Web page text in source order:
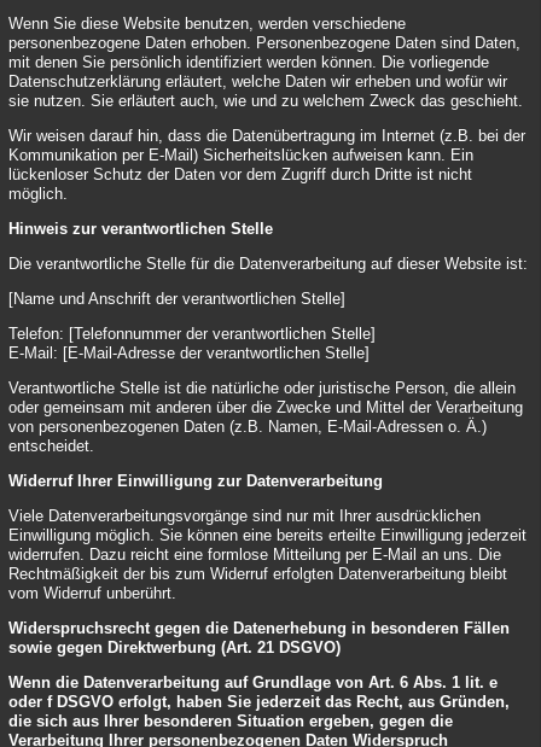
Wenn Sie diese Website benutzen, werden verschiedene
personenbezogene Daten erhoben. Personenbezogene Daten sind Daten,
mit denen Sie persönlich identifiziert werden können. Die vorliegende
Datenschutzerklärung erläutert, welche Daten wir erheben und wofür wir
sie nutzen. Sie erläutert auch, wie und zu welchem Zweck das geschieht.
Wir weisen darauf hin, dass die Datenübertragung im Internet (z.B. bei der
Kommunikation per E-Mail) Sicherheitslücken aufweisen kann. Ein
lückenloser Schutz der Daten vor dem Zugriff durch Dritte ist nicht
möglich.
Hinweis zur verantwortlichen Stelle
Die verantwortliche Stelle für die Datenverarbeitung auf dieser Website ist:
[Name und Anschrift der verantwortlichen Stelle]
Telefon: [Telefonnummer der verantwortlichen Stelle]
E-Mail: [E-Mail-Adresse der verantwortlichen Stelle]
Verantwortliche Stelle ist die natürliche oder juristische Person, die allein
oder gemeinsam mit anderen über die Zwecke und Mittel der Verarbeitung
von personenbezogenen Daten (z.B. Namen, E-Mail-Adressen o. Ä.)
entscheidet.
Widerruf Ihrer Einwilligung zur Datenverarbeitung
Viele Datenverarbeitungsvorgänge sind nur mit Ihrer ausdrücklichen
Einwilligung möglich. Sie können eine bereits erteilte Einwilligung jederzeit
widerrufen. Dazu reicht eine formlose Mitteilung per E-Mail an uns. Die
Rechtmäßigkeit der bis zum Widerruf erfolgten Datenverarbeitung bleibt
vom Widerruf unberührt.
Widerspruchsrecht gegen die Datenerhebung in besonderen Fällen
sowie gegen Direktwerbung (Art. 21 DSGVO)
Wenn die Datenverarbeitung auf Grundlage von Art. 6 Abs. 1 lit. e
oder f DSGVO erfolgt, haben Sie jederzeit das Recht, aus Gründen,
die sich aus Ihrer besonderen Situation ergeben, gegen die
Verarbeitung Ihrer personenbezogenen Daten Widerspruch